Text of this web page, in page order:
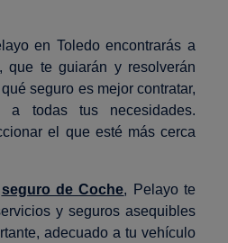
en Toledo encontrarás a
que te guiarán y resolverán
seguro es mejor contratar,
a todas tus necesidades.
el que esté más cerca
seguro de Coche, Pelayo te
y seguros asequibles
adecuado a tu vehículo